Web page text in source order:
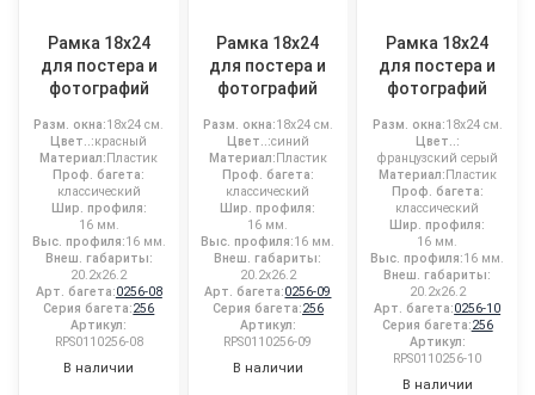
Рамка 18x24
для постера и
фотографий
Разм. окна:18x24 см.
Цвет..:красный
Материал: Пластик
Проф. багета:
классический
Шир. профиля:
16 мм.
Выс. профиля:16 мм.
Внеш. габариты:
20.2x26.2
Арт. багета:0256-08
Серия багета:256
Артикул:
RPS0110256-08
В наличии
Рамка 18x24
для постера и
фотографий
Разм. окна:18x24 см.
Цвет..:синий
Материал: Пластик
Проф. багета:
классический
Шир. профиля:
16 мм.
Выс. профиля:16 мм.
Внеш. габариты:
20.2x26.2
Арт. багета:0256-09
Серия багета:256
Артикул:
RPS0110256-09
В наличии
Рамка 18x24
для постера и
фотографий
Разм. окна:18x24 см.
Цвет..:
французский серый
Материал: Пластик
Проф. багета:
классический
Шир. профиля:
16 мм.
Выс. профиля:16 мм.
Внеш. габариты:
20.2x26.2
Арт. багета:0256-10
Серия багета:256
Артикул:
RPS0110256-10
В наличии